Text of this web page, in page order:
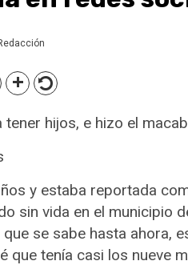
hijos, e hizo el
y estaba reportada
sin vida en el municipio
se sabe hasta ahora,
que tenía casi los nueve
Destacados Huasteca
17 de julio de 2026